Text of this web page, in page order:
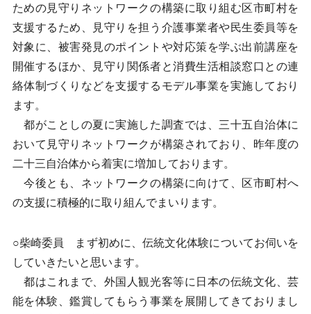
ための見守りネットワークの構築に取り組む区市町村を
支援するため、見守りを担う介護事業者や民生委員等を
対象に、被害発見のポイントや対応策を学ぶ出前講座を
開催するほか、見守り関係者と消費生活相談窓口との連
絡体制づくりなどを支援するモデル事業を実施しており
ます。
都がことしの夏に実施した調査では、三十五自治体に
おいて見守りネットワークが構築されており、昨年度の
二十三自治体から着実に増加しております。
今後とも、ネットワークの構築に向けて、区市町村へ
の支援に積極的に取り組んでまいります。
○柴崎委員 まず初めに、伝統文化体験についてお伺いを
していきたいと思います。
都はこれまで、外国人観光客等に日本の伝統文化、芸
能を体験、鑑賞してもらう事業を展開してきておりまし